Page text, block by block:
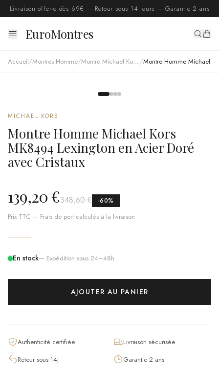
Livraison offerte dès 69€ — Retour sous 14 jours — Garantie 2 ans
EuroMontres
Accueil/Montres Homme/ Montre Michael Kors homme / Montre Homme Michael Kors MK8494 Lexington en Acier Doré avec Cristaux
MICHAEL KORS
Montre Homme Michael Kors
MK8494 Lexington en Acier Doré
avec Cristaux
139,20 €348,60 € -60%
Prix TTC — Frais de port calculés à la livraison
En stock— Expédition sous 24–48h
AJOUTER AU PANIER
Authenticité certifiée
Livraison sécurisée
Retour sous 14j
Garantie 2 ans